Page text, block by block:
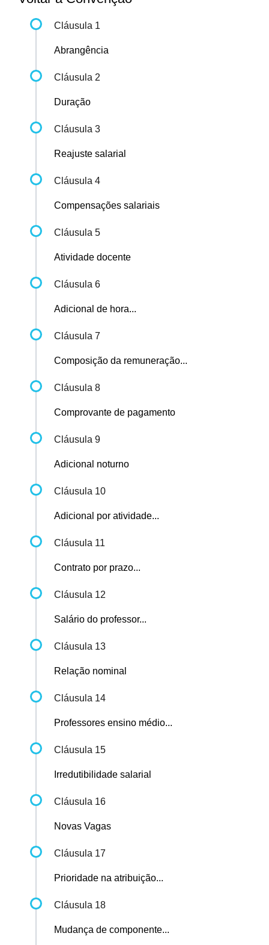
Cláusula 1
Abrangência
Cláusula 2
Duração
Cláusula 3
Reajuste salarial
Cláusula 4
Compensações salariais
Cláusula 5
Atividade docente
Cláusula 6
Adicional de hora...
Cláusula 7
Composição da remuneração...
Cláusula 8
Comprovante de pagamento
Cláusula 9
Adicional noturno
Cláusula 10
Adicional por atividade...
Cláusula 11
Contrato por prazo...
Cláusula 12
Salário do professor...
Cláusula 13
Relação nominal
Cláusula 14
Professores ensino médio...
Cláusula 15
Irredutibilidade salarial
Cláusula 16
Novas Vagas
Cláusula 17
Prioridade na atribuição...
Cláusula 18
Mudança de componente...